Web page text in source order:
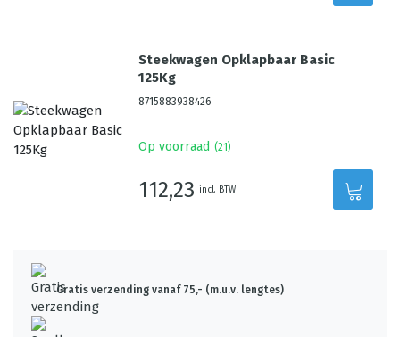
Steekwagen Opklapbaar Basic
125Kg
8715883938426
Op voorraad (21 )
112,23 incl. BTW
Gratis verzending vanaf 75,- (m.u.v. lengtes)